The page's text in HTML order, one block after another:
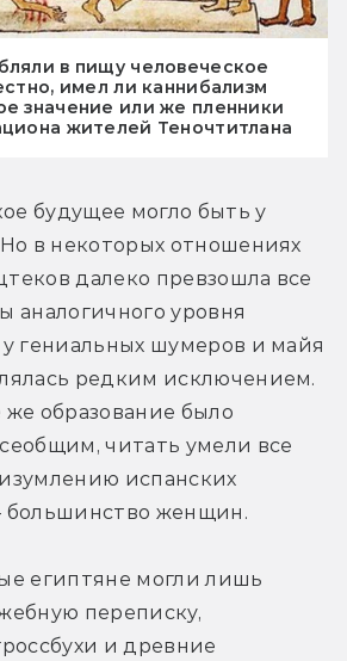
в пищу человеческое
имел ли каннибализм
значение или же пленники
жителей Теночтитлана
будущее могло быть у
в некоторых отношениях
далеко превзошла все
аналогичного уровня
гениальных шумеров и майя
редким исключением.
же образование было
читать умели все
испанских
большинство женщин.
египтяне могли лишь
переписку,
и древние